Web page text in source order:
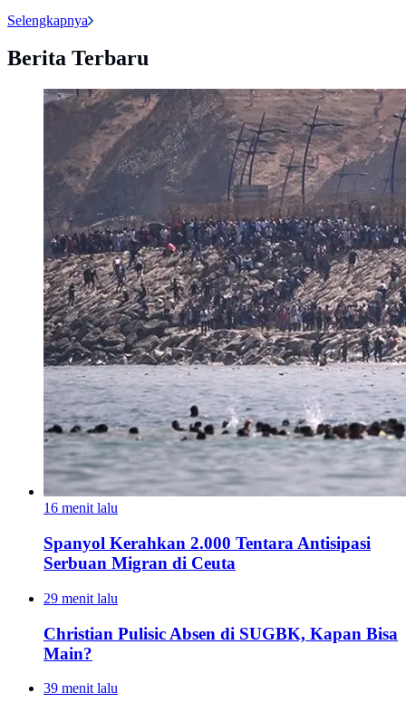
Selengkapnya
Berita Terbaru
16 menit lalu
Spanyol Kerahkan 2.000 Tentara Antisipasi
Serbuan Migran di Ceuta
29 menit lalu
Christian Pulisic Absen di SUGBK, Kapan Bisa
Main?
39 menit lalu